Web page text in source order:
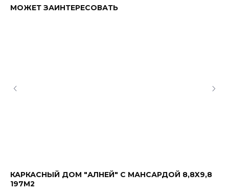
МОЖЕТ ЗАИНТЕРЕСОВАТЬ
КАРКАСНЫЙ ДОМ "АЛНЕЙ" С МАНСАРДОЙ 8,8X9,8
197М2